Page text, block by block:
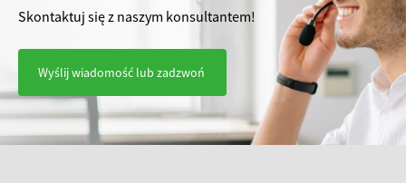
Skontaktuj się z naszym konsultantem!
Wyślij wiadomość lub zadzwoń